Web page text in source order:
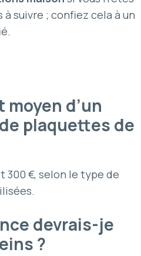
à suivre ; confiez cela à un
d’un
plaquettes de
300 €, selon le type de
devrais-je
?